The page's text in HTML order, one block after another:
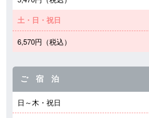
土・日・祝日
6,570円（税込）
ご 宿 泊
日～木・祝日